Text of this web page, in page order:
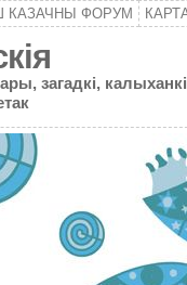
КАЗАЧНЫ ФОРУМ
загадкі,